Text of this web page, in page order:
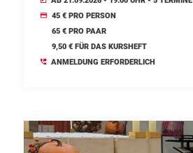
45 € PRO PERSON
65 € PRO PAAR
9,50 € FÜR DAS KURSHEFT
ANMELDUNG ERFORDERLICH